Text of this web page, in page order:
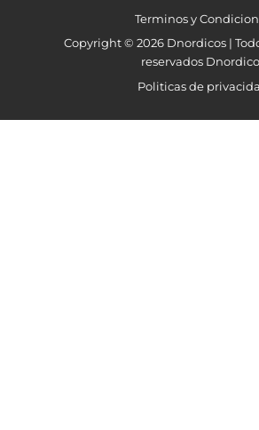
Terminos y
Copyright © 2026 Dnordicos |
reservados
Politicas de